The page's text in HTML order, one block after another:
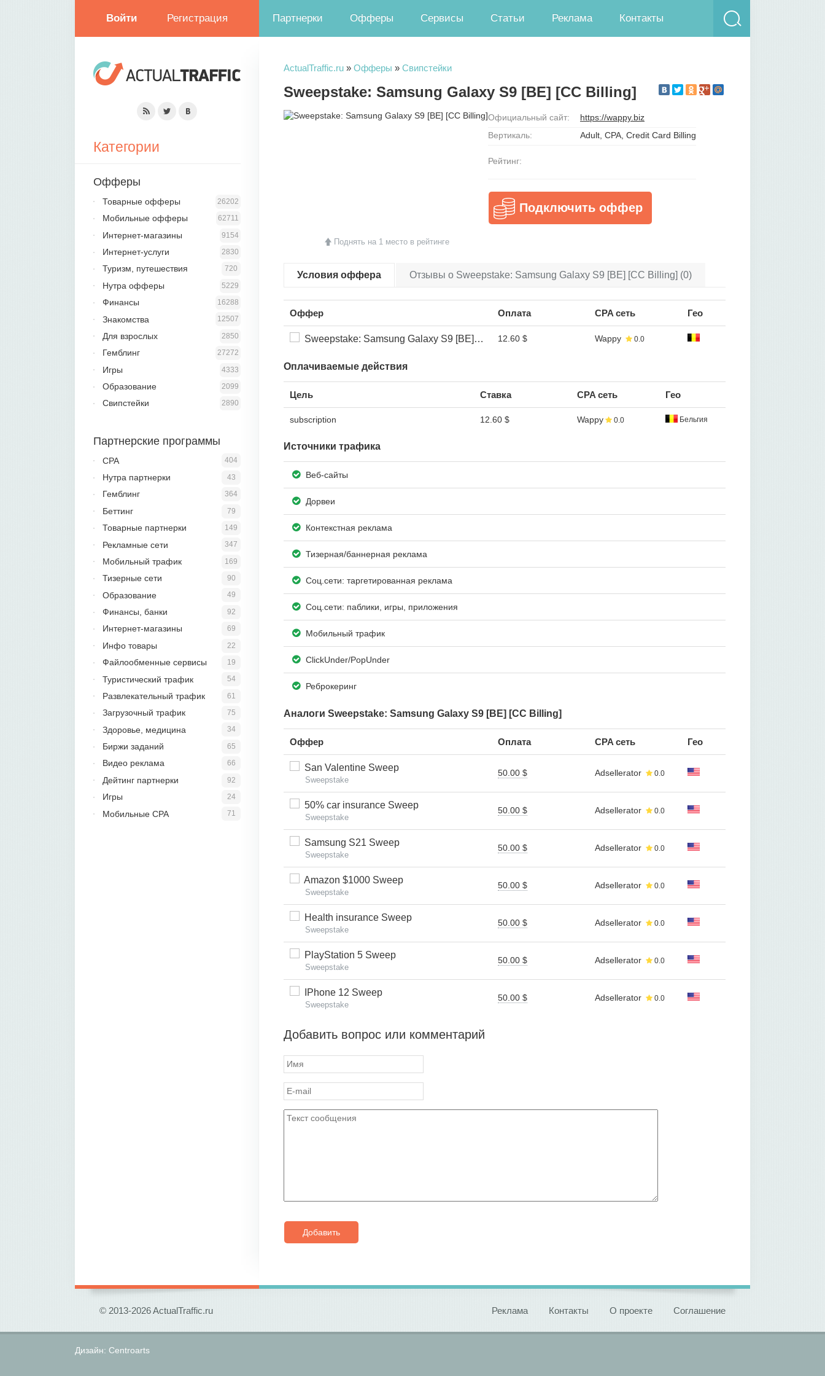
Войти Регистрация Партнерки Офферы Сервисы Статьи Реклама Контакты
ActualTraffic.ru » Офферы » Свипстейки
Sweepstake: Samsung Galaxy S9 [BE] [CC Billing]
Поднять на 1 место в рейтинге
Официальный сайт:
https://wappy.biz
Вертикаль:
Adult, CPA, Credit Card Billing
Рейтинг:
Подключить оффер
Условия оффера Отзывы о Sweepstake: Samsung Galaxy S9 [BE] [CC Billing] (0)
Оффер Оплата CPA сеть Гео
Sweepstake: Samsung Galaxy S9 [BE] [CC Billing] [CPA] 12.60 $ Wappy 0.0
Оплачиваемые действия
Цель Ставка CPA сеть Гео
subscription 12.60 $ Wappy 0.0 Бельгия
Источники трафика
Веб-сайты
Дорвеи
Контекстная реклама
Тизерная/баннерная реклама
Соц.сети: таргетированная реклама
Соц.сети: паблики, игры, приложения
Мобильный трафик
ClickUnder/PopUnder
Реброкеринг
Аналоги Sweepstake: Samsung Galaxy S9 [BE] [CC Billing]
Оффер Оплата CPA сеть Гео
San Valentine Sweep
Sweepstake
50.00 $ Adsellerator 0.0
50% car insurance Sweep
Sweepstake
50.00 $ Adsellerator 0.0
Samsung S21 Sweep
Sweepstake
50.00 $ Adsellerator 0.0
Amazon $1000 Sweep
Sweepstake
50.00 $ Adsellerator 0.0
Health insurance Sweep
Sweepstake
50.00 $ Adsellerator 0.0
PlayStation 5 Sweep
Sweepstake
50.00 $ Adsellerator 0.0
IPhone 12 Sweep
Sweepstake
50.00 $ Adsellerator 0.0
Добавить вопрос или комментарий
Добавить
Категории
Офферы
26202
Товарные офферы
62711
Мобильные офферы
9154
Интернет-магазины
2830
Интернет-услуги
720
Туризм, путешествия
5229
Нутра офферы
16288
Финансы
12507
Знакомства
2850
Для взрослых
27272
Гемблинг
4333
Игры
2099
Образование
2890
Свипстейки
Партнерские программы
404
CPA
43
Нутра партнерки
364
Гемблинг
79
Беттинг
149
Товарные партнерки
347
Рекламные сети
169
Мобильный трафик
90
Тизерные сети
49
Образование
92
Финансы, банки
69
Интернет-магазины
22
Инфо товары
19
Файлообменные сервисы
54
Туристический трафик
61
Развлекательный трафик
75
Загрузочный трафик
34
Здоровье, медицина
65
Биржи заданий
66
Видео реклама
92
Дейтинг партнерки
24
Игры
71
Мобильные CPA
Реклама Контакты О проекте Соглашение
© 2013-2026 ActualTraffic.ru
Дизайн: Centroarts